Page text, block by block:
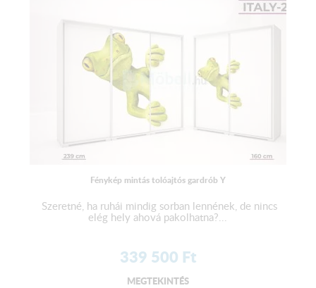
Fénykép mintás tolóajtós gardrób Y
Szeretné, ha ruhái mindig sorban lennének, de nincs
elég hely ahová pakolhatna?...
339 500 Ft
MEGTEKINTÉS